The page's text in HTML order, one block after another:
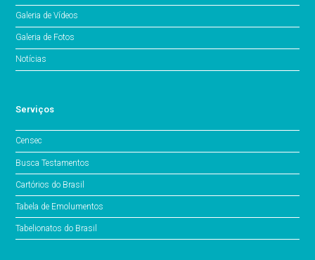
Galeria de Vídeos
Galeria de Fotos
Notícias
Serviços
Censec
Busca Testamentos
Cartórios do Brasil
Tabela de Emolumentos
Tabelionatos do Brasil